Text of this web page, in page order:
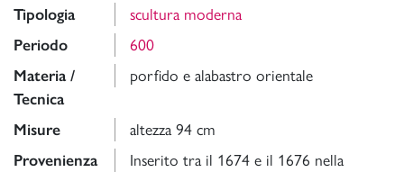
Tipologia scultura moderna
Periodo 600
Materia /
Tecnica
porfido e alabastro orientale
Misure altezza 94 cm
Provenienza
Inserito tra il 1674 e il 1676 nella